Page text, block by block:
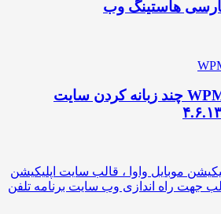
دانلود افزونه WPML چند زبانه کردن سایت